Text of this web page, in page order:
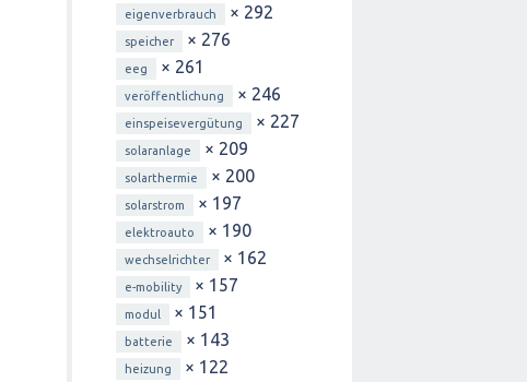
eigenverbrauch × 292
speicher × 276
eeg × 261
veröffentlichung × 246
einspeisevergütung × 227
solaranlage × 209
solarthermie × 200
solarstrom × 197
elektroauto × 190
wechselrichter × 162
e-mobility × 157
modul × 151
batterie × 143
heizung × 122